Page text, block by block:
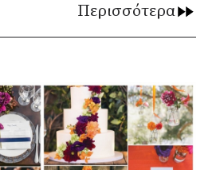
Περισσότερα